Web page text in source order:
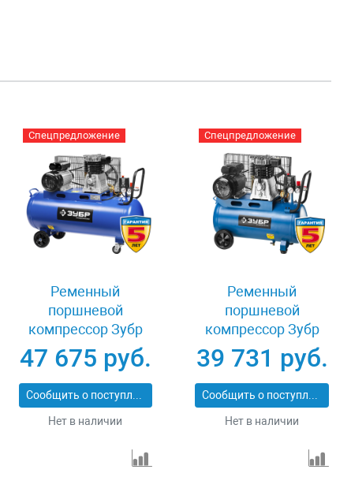
Спецпредложение
Ременный
поршневой
компрессор Зубр
ЭКСПЕРТ ЗКПМ-440-
100-Р-2.2
47 675 руб.
Сообщить о поступлении
Нет в наличии
Спецпредложение
Ременный
поршневой
компрессор Зубр
ЭКСПЕРТ ЗКПМ-440-
50-Р-2.2
39 731 руб.
Сообщить о поступлении
Нет в наличии